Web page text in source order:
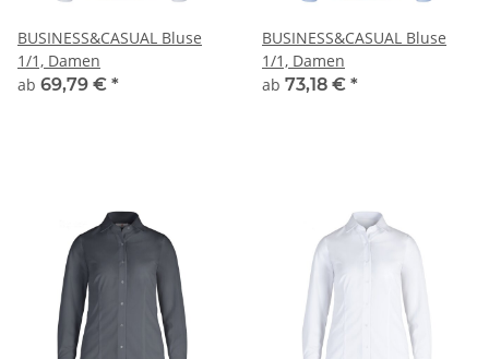
BUSINESS&CASUAL Bluse
1/1, Damen
ab 69,79 € *
BUSINESS&CASUAL Bluse
1/1, Damen
ab 73,18 € *